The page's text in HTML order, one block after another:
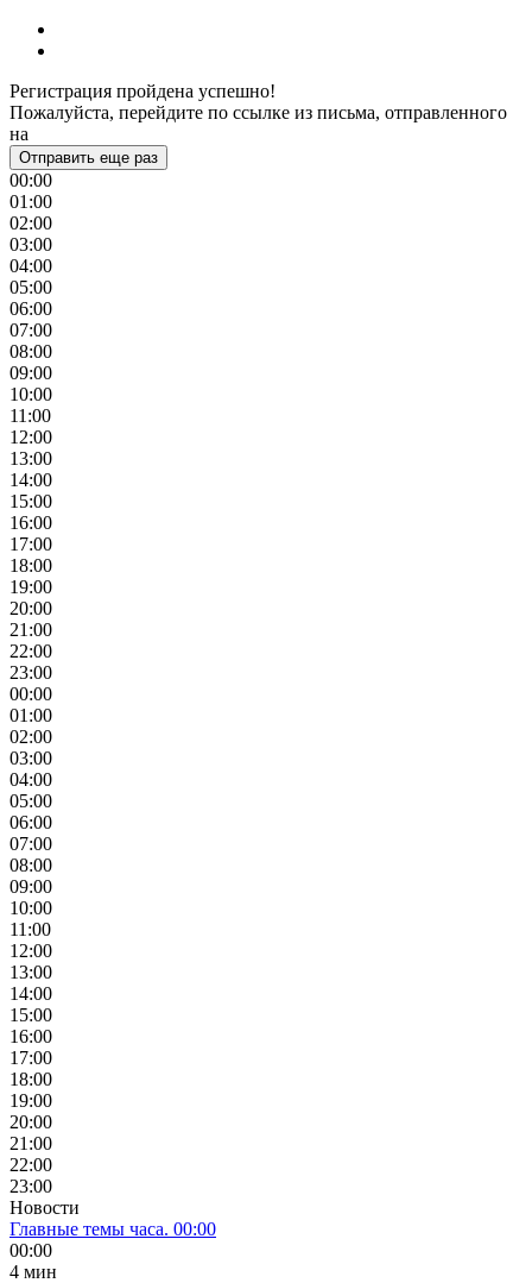
Регистрация пройдена успешно!
Пожалуйста, перейдите по ссылке из письма, отправленного
на
Отправить еще раз
00:00
01:00
02:00
03:00
04:00
05:00
06:00
07:00
08:00
09:00
10:00
11:00
12:00
13:00
14:00
15:00
16:00
17:00
18:00
19:00
20:00
21:00
22:00
23:00
00:00
01:00
02:00
03:00
04:00
05:00
06:00
07:00
08:00
09:00
10:00
11:00
12:00
13:00
14:00
15:00
16:00
17:00
18:00
19:00
20:00
21:00
22:00
23:00
Новости
Главные темы часа. 00:00
00:00
4 мин